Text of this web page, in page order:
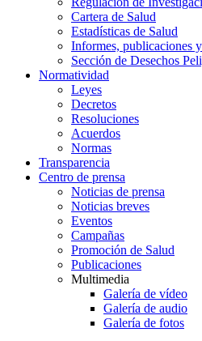
Cartera de Salud
Estadísticas de Salud
Informes, publicaciones
Sección de Desechos
Normatividad
Leyes
Decretos
Resoluciones
Acuerdos
Normas
Transparencia
Centro de prensa
Noticias de prensa
Noticias breves
Eventos
Campañas
Promoción de Salud
Publicaciones
Multimedia
Galería de vídeo
Galería de audio
Galería de fotos